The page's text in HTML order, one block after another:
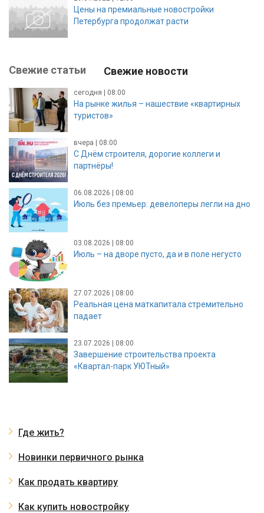
Цены на премиальные новостройки
Петербурга продолжат расти
Свежие статьи Свежие новости
сегодня | 08:00
На рынке жилья – нашествие «квартирных
туристов»
вчера | 08:00
С Днём строителя, дорогие коллеги и
партнёры!
06.08.2026 | 08:00
Июль без премьер: девелоперы легли на дно
03.08.2026 | 08:00
Июль – на дворе пусто, да и в поле негусто
27.07.2026 | 08:00
Реальная цена маткапитала стремительно
падает
23.07.2026 | 08:00
Завершение строительства проекта
«Квартал-парк УЮТный»
Где жить?
Новинки первичного рынка
Как продать квартиру
Как купить новостройку